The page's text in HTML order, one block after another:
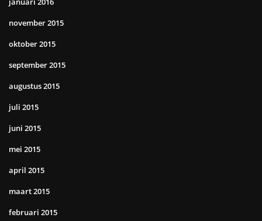
november 2015
oktober 2015
september 2015
augustus 2015
juli 2015
juni 2015
mei 2015
april 2015
maart 2015
februari 2015